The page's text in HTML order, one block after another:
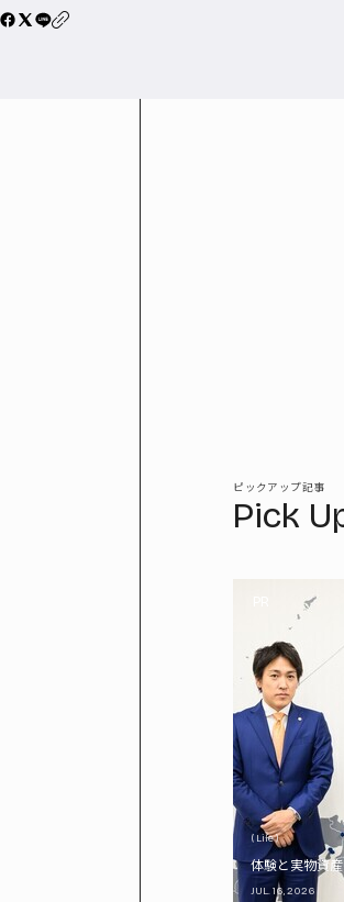
ピックアップ記事
Pick
( Life )
体験と実物資
JUL. 16, 2026